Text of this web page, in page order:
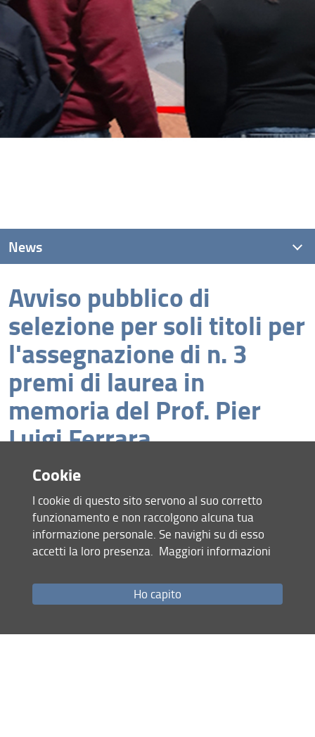
Avviso pubblico di
selezione per soli titoli per
l'assegnazione di n. 3
premi di laurea in
memoria del Prof. Pier
Luigi Ferrara
Consulta la pagina dedicata (URL)
27 Gennaio 2026 (Archiviata
Condividi
News
News recenti
Archivio
Cookie
I cookie di questo sito servono al suo corretto
funzionamento e non raccolgono alcuna tua
informazione personale. Se navighi su di esso
accetti la loro presenza. Maggiori informazioni
Ho capito